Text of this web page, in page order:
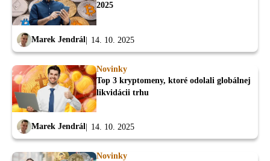
2025
Marek Jendrál 14. 10. 2025
Novinky
Top 3 kryptomeny, ktoré odolali globálnej
likvidácii trhu
Marek Jendrál 14. 10. 2025
Novinky